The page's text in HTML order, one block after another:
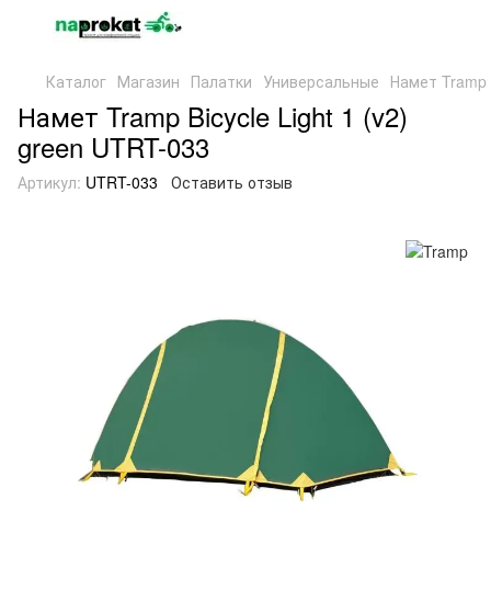
Каталог Магазин Палатки Универсальные Намет Tramp
Намет Tramp Bicycle Light 1 (v2)
green UTRT-033
Артикул: UTRT-033 Оставить отзыв